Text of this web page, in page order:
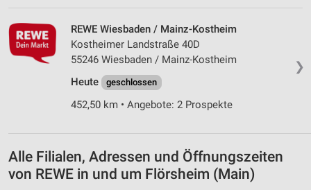
❯
REWE Wiesbaden / Mainz-Kostheim
Kostheimer Landstraße 40D
55246 Wiesbaden / Mainz-Kostheim
Heute
geschlossen
452,50 km • Angebote: 2 Prospekte
Alle Filialen, Adressen und Öffnungszeiten
von REWE in und um Flörsheim (Main)
Verwendung genauer Standortdaten
Geräte anhand von aktiv angeforderten
Informationen identifizieren
Nicht-IAB-Verarbeitungszwecke:
Funktional